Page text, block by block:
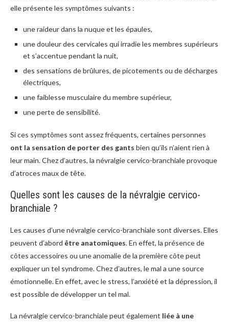
elle présente les symptômes suivants :
une raideur dans la nuque et les épaules,
une douleur des cervicales qui irradie les membres supérieurs
et s’accentue pendant la nuit,
des sensations de brûlures, de picotements ou de décharges
électriques,
une faiblesse musculaire du membre supérieur,
une perte de sensibilité.
Si ces symptômes sont assez fréquents, certaines personnes
ont la sensation de porter des gants bien qu’ils n’aient rien à
leur main. Chez d’autres, la névralgie cervico-branchiale provoque
d’atroces maux de tête.
Quelles sont les causes de la névralgie cervico-
branchiale ?
Les causes d’une névralgie cervico-branchiale sont diverses. Elles
peuvent d’abord être anatomiques. En effet, la présence de
côtes accessoires ou une anomalie de la première côte peut
expliquer un tel syndrome. Chez d’autres, le mal a une source
émotionnelle. En effet, avec le stress, l’anxiété et la dépression, il
est possible de développer un tel mal.
La névralgie cervico-branchiale peut également liée à une